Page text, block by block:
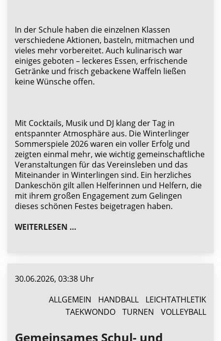
In der Schule haben die einzelnen Klassen
verschiedene Aktionen, basteln, mitmachen und
vieles mehr vorbereitet. Auch kulinarisch war
einiges geboten – leckeres Essen, erfrischende
Getränke und frisch gebackene Waffeln ließen
keine Wünsche offen.
Mit Cocktails, Musik und DJ klang der Tag in
entspannter Atmosphäre aus. Die Winterlinger
Sommerspiele 2026 waren ein voller Erfolg und
zeigten einmal mehr, wie wichtig gemeinschaftliche
Veranstaltungen für das Vereinsleben und das
Miteinander in Winterlingen sind. Ein herzliches
Dankeschön gilt allen Helferinnen und Helfern, die
mit ihrem großen Engagement zum Gelingen
dieses schönen Festes beigetragen haben.
WEITERLESEN …
30.06.2026, 03:38 Uhr
ALLGEMEIN
HANDBALL
LEICHTATHLETIK
TAEKWONDO
TURNEN VOLLEYBALL
Gemeinsames Schul- und